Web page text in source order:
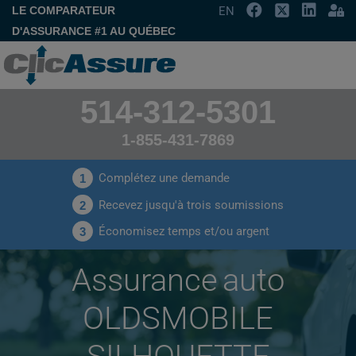
LE COMPARATEUR
D'ASSURANCE #1 AU QUÉBEC
EN
514-312-5301
1-855-431-7869
1 Complétez une demande
2 Recevez jusqu'à trois soumissions
3 Économisez temps et/ou argent
Assurance auto
OLDSMOBILE